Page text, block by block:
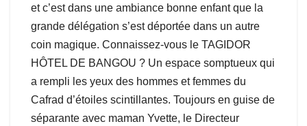
et c’est dans une ambiance bonne enfant que la
grande délégation s’est déportée dans un autre
coin magique. Connaissez-vous le TAGIDOR
HÔTEL DE BANGOU ? Un espace somptueux qui
a rempli les yeux des hommes et femmes du
Cafrad d’étoiles scintillantes. Toujours en guise de
séparante avec maman Yvette, le Directeur